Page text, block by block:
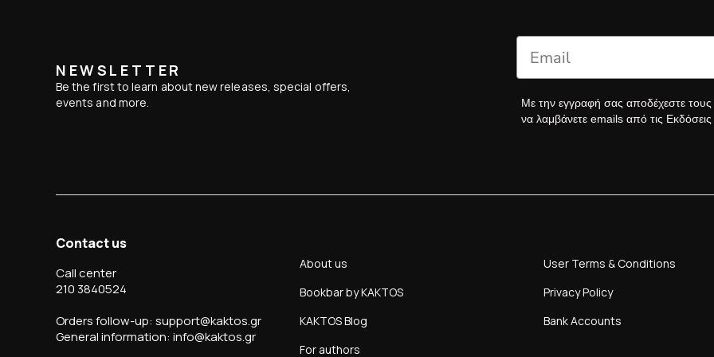
NEWSLETTER
Be the first to learn about new releases, special offers,
events and more.
Με την εγγραφή σας αποδέχεστε τους
να λαμβάνετε emails από τις
Contact us
Call center
210 3840524
Orders follow-up: support@kaktos.gr
General information: info@kaktos.gr
About us
Bookbar by KAKTOS
KAKTOS Blog
For authors
User Terms & Conditions
Privacy Policy
Bank Accounts